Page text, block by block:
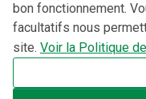
bon fonctionnement.
facultatifs nous
site. Voir la Politique